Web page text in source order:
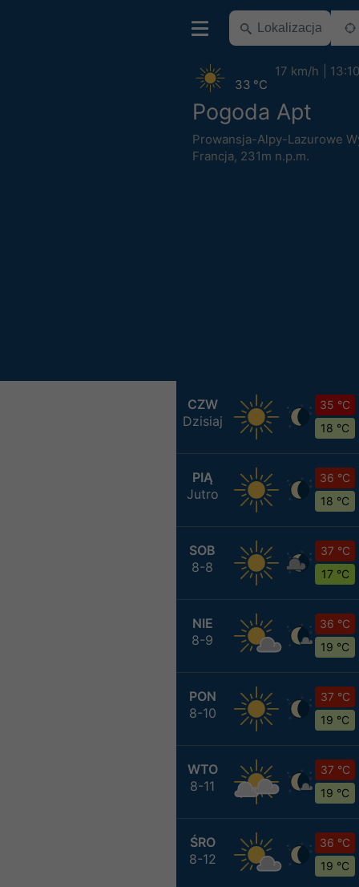
Pogoda Apt
Prowansja-Alpy-Lazurowe
Francja, 231m n.p.m.
33 °C
17 km/h 13:10
CZW
Dzisiaj
35 °C
18 °C
PIĄ
Jutro
36 °C
18 °C
SOB
8-8
37 °C
17 °C
NIE
8-9
36 °C
19 °C
PON
8-10
37 °C
19 °C
WTO
8-11
37 °C
19 °C
ŚRO
8-12
36 °C
19 °C